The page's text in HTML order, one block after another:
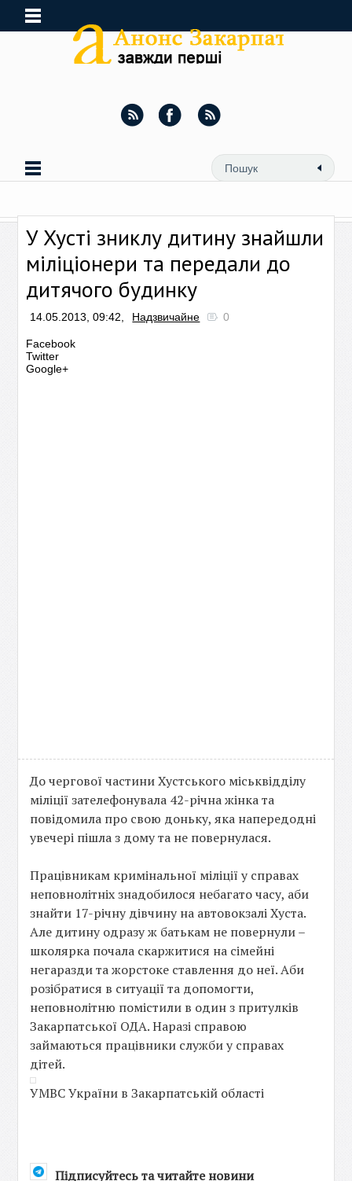
У Хусті зниклу дитину знайшли
міліціонери та передали до
дитячого будинку
14.05.2013, 09:42, Надзвичайне 0
Facebook
Twitter
Google+
До чергової частини Хустського міськвідділу
міліції зателефонувала 42-річна жінка та
повідомила про свою доньку, яка напередодні
увечері пішла з дому та не повернулася.
Працівникам кримінальної міліції у справах
неповнолітніх знадобилося небагато часу, аби
знайти 17-річну дівчину на автовокзалі Хуста.
Але дитину одразу ж батькам не повернули –
школярка почала скаржитися на сімейні
негаразди та жорстоке ставлення до неї. Аби
розібратися в ситуації та допомогти,
неповнолітню помістили в один з притулків
Закарпатської ОДА. Наразі справою
займаються працівники служби у справах
дітей.
УМВС України в Закарпатській області
Підписуйтесь та читайте новини